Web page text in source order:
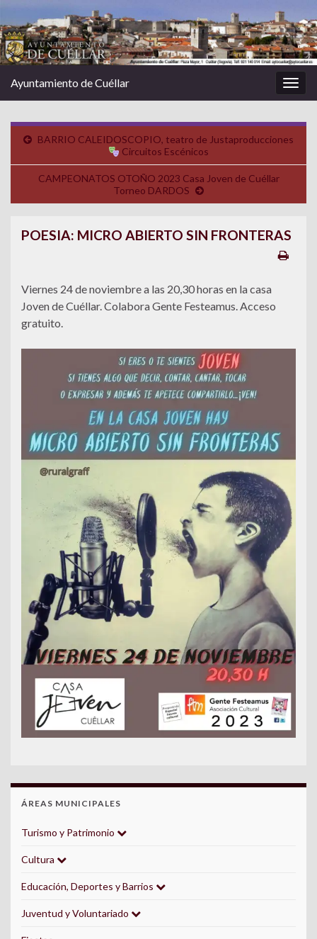
la
Ayuntamiento de Cuéllar
BARRIO CALEIDOSCOPIO, teatro de Justaproducciones
Circuitos Escénicos
CAMPEONATOS OTOÑO 2023 Casa Joven de Cuéllar
Torneo DARDOS
POESIA: MICRO ABIERTO SIN FRONTERAS
Viernes 24 de noviembre a las 20,30 horas en la casa
Joven de Cuéllar. Colabora Gente Festeamus. Acceso
gratuito.
ÁREAS MUNICIPALES
Turismo y Patrimonio
Cultura
Educación, Deportes y Barrios
Juventud y Voluntariado